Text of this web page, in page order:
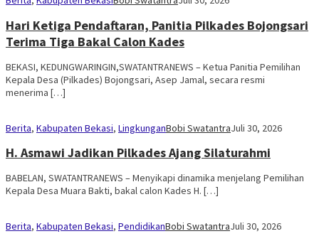
Hari Ketiga Pendaftaran, Panitia Pilkades Bojongsari
Terima Tiga Bakal Calon Kades
BEKASI, KEDUNGWARINGIN,SWATANTRANEWS – Ketua Panitia Pemilihan
Kepala Desa (Pilkades) Bojongsari, Asep Jamal, secara resmi
menerima […]
Berita, Kabupaten Bekasi, LingkunganBobi SwatantraJuli 30, 2026
H. Asmawi Jadikan Pilkades Ajang Silaturahmi
BABELAN, SWATANTRANEWS – Menyikapi dinamika menjelang Pemilihan
Kepala Desa Muara Bakti, bakal calon Kades H. […]
Berita, Kabupaten Bekasi, PendidikanBobi SwatantraJuli 30, 2026